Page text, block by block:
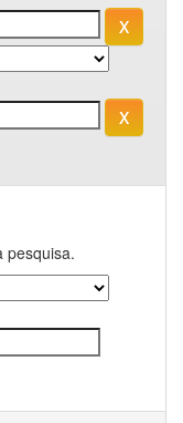
pesquisa.